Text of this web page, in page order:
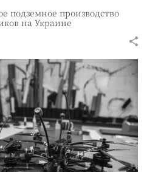
подземное производство
на Украине